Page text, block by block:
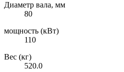
Диаметр вала, мм
80
мощность (кВт)
110
Вес (кг)
520.0